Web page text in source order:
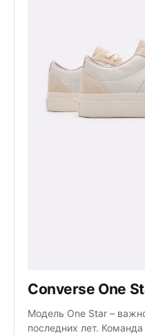
Converse One
Модель One Star –
последних лет.